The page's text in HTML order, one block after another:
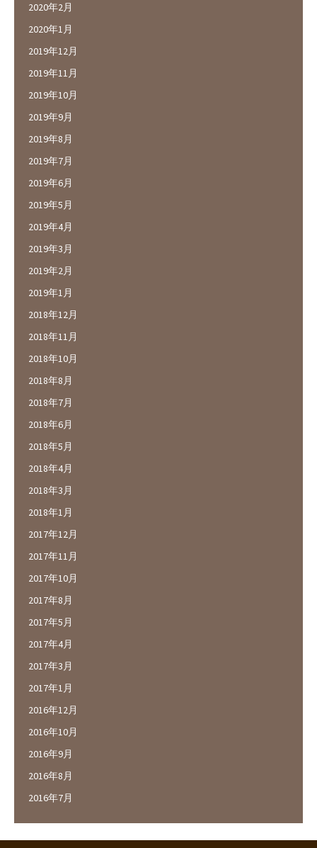
2020年2月
2020年1月
2019年12月
2019年11月
2019年10月
2019年9月
2019年8月
2019年7月
2019年6月
2019年5月
2019年4月
2019年3月
2019年2月
2019年1月
2018年12月
2018年11月
2018年10月
2018年8月
2018年7月
2018年6月
2018年5月
2018年4月
2018年3月
2018年1月
2017年12月
2017年11月
2017年10月
2017年8月
2017年5月
2017年4月
2017年3月
2017年1月
2016年12月
2016年10月
2016年9月
2016年8月
2016年7月